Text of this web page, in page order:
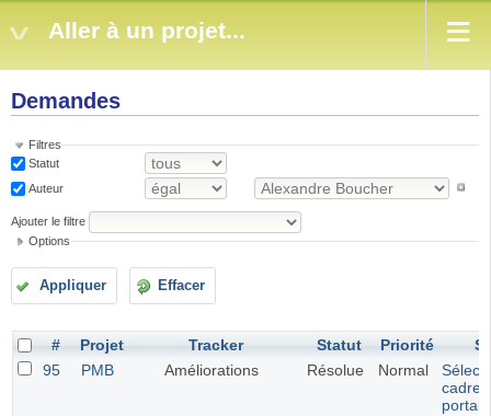
Aller à un projet...
Demandes
Filtres
Statut
Auteur
Ajouter le filtre
Options
Appliquer Effacer
# Projet Tracker Statut Priorité
95
PMB Améliorations Résolue Normal
portail